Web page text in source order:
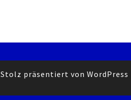
Stolz präsentiert von WordPress